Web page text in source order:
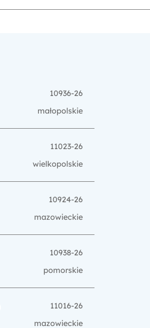
10936-26
małopolskie
11023-26
wielkopolskie
10924-26
mazowieckie
10938-26
pomorskie
11016-26
mazowieckie